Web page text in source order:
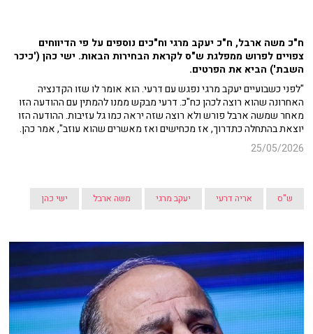
ח"כ משה ארבל, ח"כ יעקב מרגי וח"כים נוספים על פי הדיווחים
צפויים לפרוש ממפלגת ש"ס לקראת הבחירות הבאות. ישי כהן ('כיכר
השבת') הביא את הפרטים.
"לפני כשבועיים יעקב מרגי נפגש עם דרעי. הוא אומר לו שזו הקדנציה
האחרונה שהוא רוצה לכהן כח"כ. דרעי מבקש ממנו להמתין עם ההודעה הזו
מאחר שמשה ארבל פורש ולא רוצה שזה יראה כמו גל עזיבות. ההודעה הזו
יוצאת בהתחלה כתדרוך, אז מכחישים ואז מאשרים שהוא עוזב", אמר כהן.
25/05/2026
ש"ס אריה דרעי יעקב מרגי משה ארבל ישי כהן